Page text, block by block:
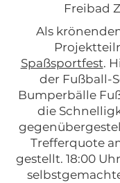
Freibad
Als
Spaßsportfest.
der Fußball-
Bumperbälle
die
Trefferquote
gestellt. 18:00